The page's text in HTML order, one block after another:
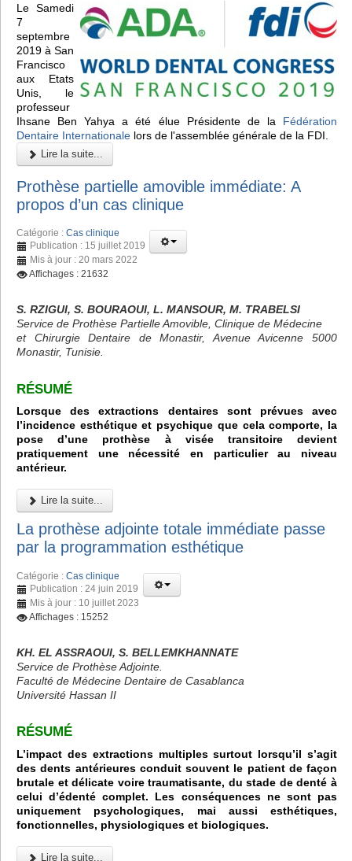
Le Samedi
7
septembre
2019 à San
Francisco
aux Etats
Unis, le
professeur
Ihsane Ben Yahya a été élue Présidente de la Fédération
Dentaire Internationale lors de l'assemblée générale de la FDI.
Lire la suite...
Prothèse partielle amovible immédiate: A
propos d’un cas clinique
Catégorie : Cas clinique
Publication : 15 juillet 2019
Mis à jour : 20 mars 2022
Affichages : 21632
S. RZIGUI, S. BOURAOUI, L. MANSOUR, M. TRABELSI
Service de Prothèse Partielle Amovible, Clinique de Médecine
et Chirurgie Dentaire de Monastir, Avenue Avicenne 5000
Monastir, Tunisie.
RÉSUMÉ
Lorsque des extractions dentaires sont prévues avec
l’incidence esthétique et psychique que cela comporte, la
pose d’une prothèse à visée transitoire devient
pratiquement une nécessité en particulier au niveau
antérieur.
Lire la suite...
La prothèse adjointe totale immédiate passe
par la programmation esthétique
Catégorie : Cas clinique
Publication : 24 juin 2019
Mis à jour : 10 juillet 2023
Affichages : 15252
KH. EL ASSRAOUI, S. BELLEMKHANNATE
Service de Prothèse Adjointe.
Faculté de Médecine Dentaire de Casablanca
Université Hassan II
RÉSUMÉ
L’impact des extractions multiples surtout lorsqu’il s’agit
des dents antérieures conduit souvent le patient de façon
brutale et délicate voire traumatisante, du stade de denté à
celui d’édenté complet. Les conséquences ne sont pas
uniquement psychologiques, mai aussi esthétiques,
fonctionnelles, physiologiques et biologiques.
Lire la suite...